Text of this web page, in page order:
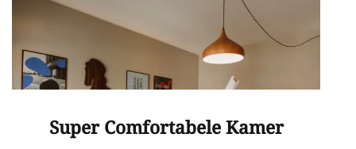
Super Comfortabele Kamer